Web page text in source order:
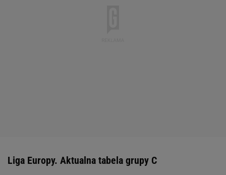
Liga Europy. Aktualna tabela grupy C